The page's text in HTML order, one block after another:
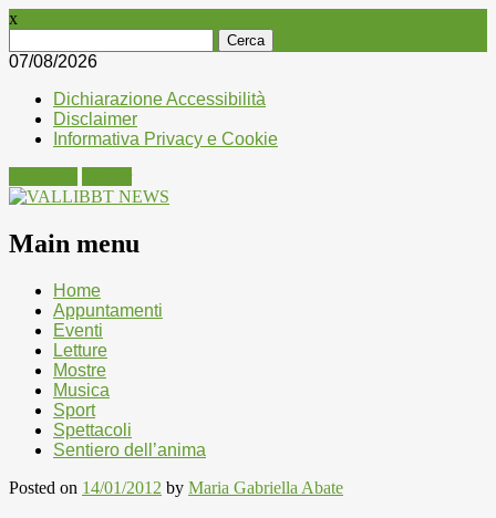
x
per:
07/08/2026
Dichiarazione Accessibilità
Disclaimer
Informativa Privacy e Cookie
Main menu
Skip
content
Home
Appuntamenti
Eventi
Letture
Mostre
Musica
Sport
Spettacoli
Sentiero dell’anima
Posted on 14/01/2012 by Maria Gabriella Abate